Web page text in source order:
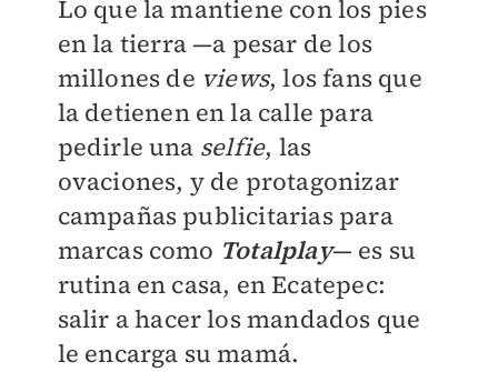
Lo que la mantiene con los pies
en la tierra —a pesar de los
millones de views, los fans que
la detienen en la calle para
pedirle una selfie, las
ovaciones, y de protagonizar
campañas publicitarias para
marcas como Totalplay— es su
rutina en casa, en Ecatepec:
salir a hacer los mandados que
le encarga su mamá.